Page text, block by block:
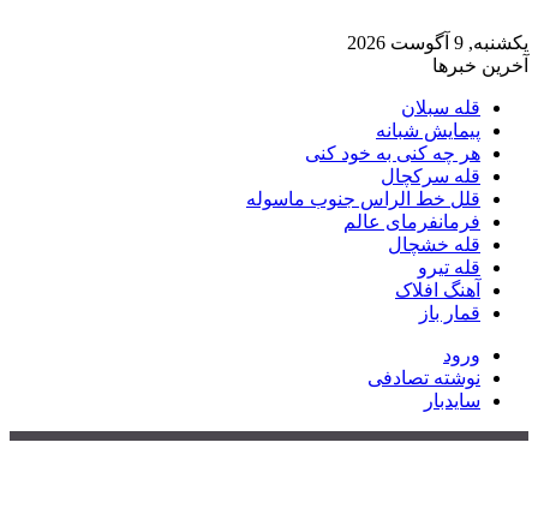
یکشنبه, 9 آگوست 2026
آخرین خبرها
قله سبلان
پیمایش شبانه
هر چه کنی به خود کنی
قله سرکچال
قلل خط الراس جنوب ماسوله
فرمانفرمای عالم
قله خشچال
قله تیرو
آهنگ افلاک
قمار باز
ورود
نوشته تصادفی
سایدبار